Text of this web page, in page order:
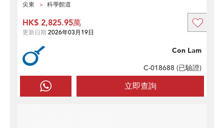
尖東 科學館道
立即查詢
Con Lam
C-018688 (已驗證)
HK$ 2,825.95萬
更新日期 2026年03月19日